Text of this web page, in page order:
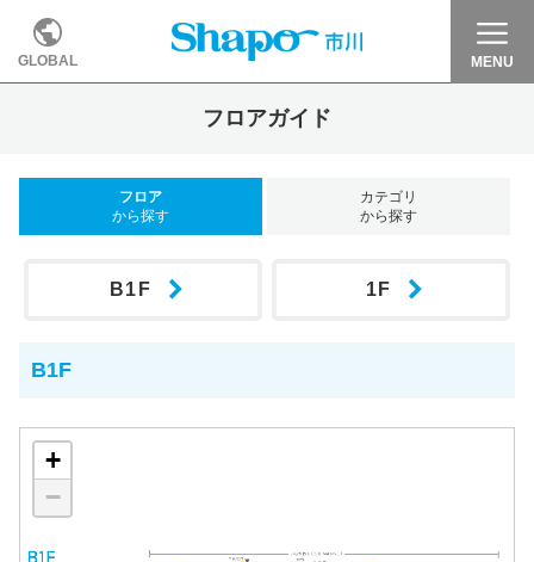
GLOBAL MENU
フロアガイド
フロア
から探す
カテゴリ
から探す
B1F 1F
B1F
+
−